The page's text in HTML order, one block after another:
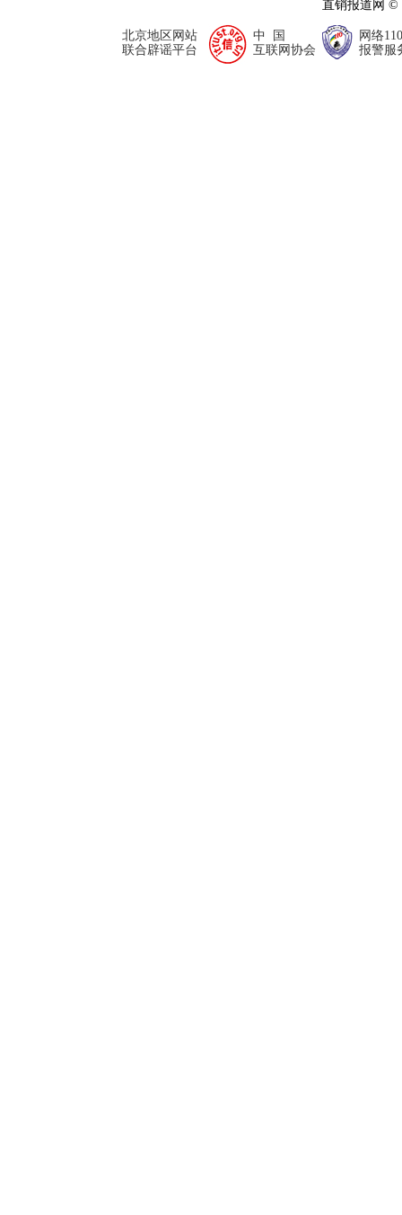
直销报道网
北京地区网站
联合辟谣平台
中 国
互联网协会
网络110
报警服